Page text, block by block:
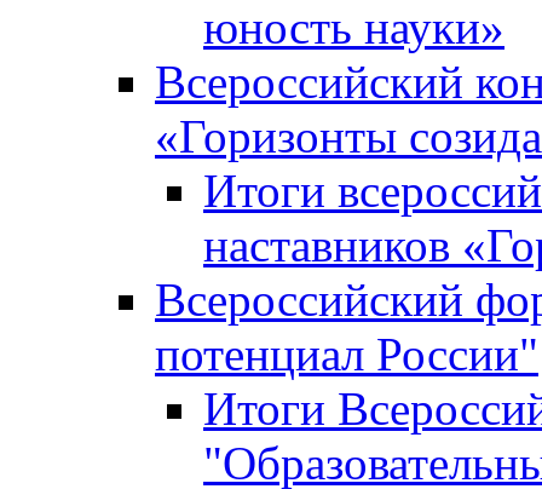
юность науки»
Всероссийский
«Горизонты
Итоги
наставников
Всероссийский
потенциал России"
Итоги